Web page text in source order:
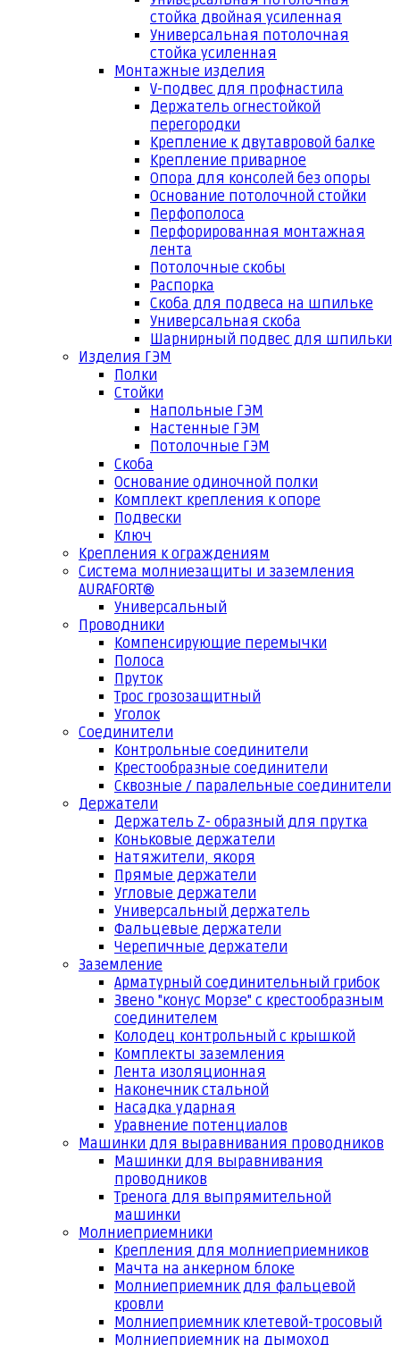
стойка двойная усиленная
Универсальная потолочная
стойка усиленная
Монтажные изделия
V-подвес для профнастила
Держатель огнестойкой
перегородки
Крепление к двутавровой балке
Крепление приварное
Опора для консолей без опоры
Основание потолочной стойки
Перфополоса
Перфорированная монтажная
лента
Потолочные скобы
Распорка
Скоба для подвеса на шпильке
Универсальная скоба
Шарнирный подвес для шпильки
Изделия ГЭМ
Полки
Стойки
Напольные ГЭМ
Настенные ГЭМ
Потолочные ГЭМ
Скоба
Основание одиночной полки
Комплект крепления к опоре
Подвески
Ключ
Крепления к ограждениям
Система молниезащиты и заземления
AURAFORT®
Универсальный
Проводники
Компенсирующие перемычки
Полоса
Пруток
Трос грозозащитный
Уголок
Соединители
Контрольные соединители
Крестообразные соединители
Сквозные / паралельные соединители
Держатели
Держатель Z- образный для прутка
Коньковые держатели
Натяжители, якоря
Прямые держатели
Угловые держатели
Универсальный держатель
Фальцевые держатели
Черепичные держатели
Заземление
Арматурный соединительный грибок
Звено "конус Морзе" с крестообразным
соединителем
Колодец контрольный с крышкой
Комплекты заземления
Лента изоляционная
Наконечник стальной
Насадка ударная
Уравнение потенциалов
Машинки для выравнивания проводников
Машинки для выравнивания
проводников
Тренога для выпрямительной
машинки
Молниеприемники
Крепления для молниеприемников
Мачта на анкерном блоке
Молниеприемник для фальцевой
кровли
Молниеприемник клетевой-тросовый
Молниеприемник на дымоход